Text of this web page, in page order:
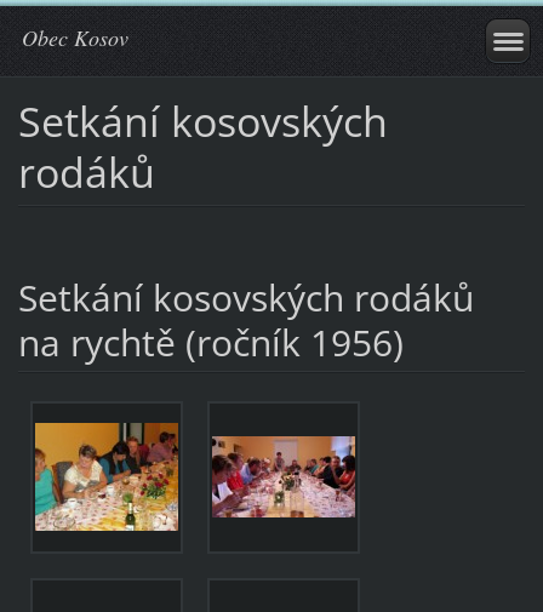
Obec Kosov
Setkání kosovských
rodáků
Setkání kosovských rodáků
na rychtě (ročník 1956)